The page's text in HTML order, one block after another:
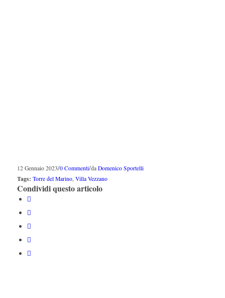
12 Gennaio 2023/0 Commenti/da Domenico Sportelli
Tags: Torre del Marino, Villa Vezzano
Condividi questo articolo